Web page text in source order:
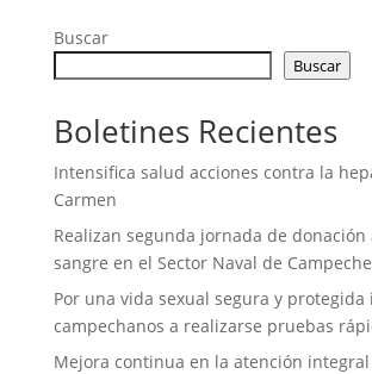
Buscar
Buscar
Boletines Recientes
Intensifica salud acciones contra la
Carmen
Realizan segunda jornada de
sangre en el Sector Naval de Campeche
Por una vida sexual segura y protegida
campechanos a realizarse pruebas
Mejora continua en la atención integral